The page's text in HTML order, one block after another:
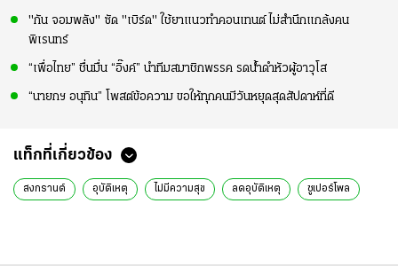
"กัน จอมพลัง" ซัด "เบิร์ด" ใช้ยาแนวทำคอนเทนต์ ไม่สำนึกแกล้งคน
พิเรนทร์
“เพื่อไทย” ชื่นมื่น “อิ๊งค์” นำทีมสมาชิกพรรค รดน้ำดำหัวผู้อาวุโส
“นายกฯ อนุทิน” โพสต์ข้อความ ขอให้ทุกคนมีวันหยุดสุดสัปดาห์ที่ดี
แท็กที่เกี่ยวข้อง
สงกรานต์ อุบัติเหตุ ไม่มีความสุข ลดอุบัติเหตุ ซูเปอร์โพล